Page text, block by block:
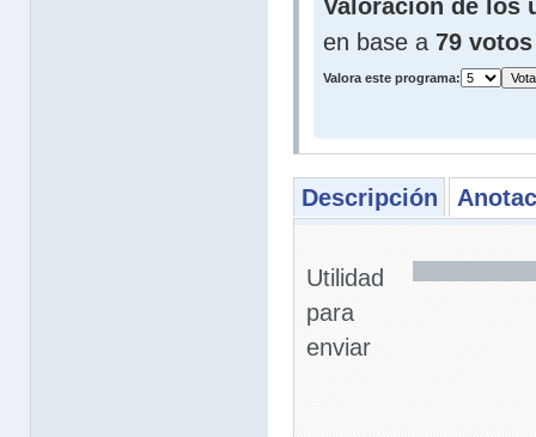
Valoración de los
en base a 79 votos
Valora este programa:
Descripción
Utilidad
para
enviar